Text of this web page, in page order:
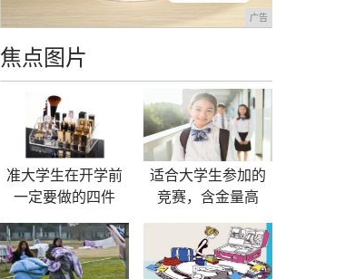
广告
焦点图片
准大学生在开学前
一定要做的四件
适合大学生参加的
竞赛，含金量高